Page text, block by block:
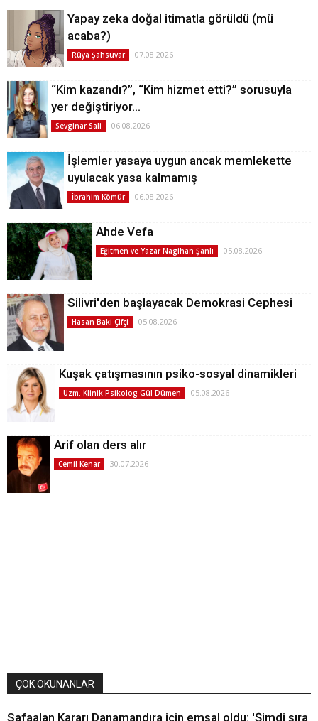
Yapay zeka doğal itimatla görüldü (mü
acaba?)
Rüya Şahsuvar 07.08.2026
“Kim kazandı?”, “Kim hizmet etti?” sorusuyla
yer değiştiriyor…
Sevginar Sali 06.08.2026
İşlemler yasaya uygun ancak memlekette
uyulacak yasa kalmamış
İbrahim Kömür 06.08.2026
Ahde Vefa
Eğitmen ve Yazar Nagihan Şanlı 05.08.2026
Silivri'den başlayacak Demokrasi Cephesi
Hasan Baki Çifçi 05.08.2026
Kuşak çatışmasının psiko-sosyal dinamikleri
Uzm. Klinik Psikolog Gül Dümen 05.08.2026
Arif olan ders alır
Cemil Kenar 30.07.2026
ÇOK OKUNANLAR
Safaalan Kararı Danamandıra için emsal oldu: 'Şimdi sıra